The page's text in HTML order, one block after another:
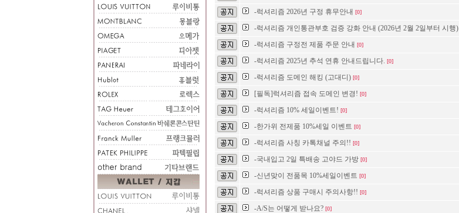
-럭셔리즘 2026년 구정 휴무안내 [0]
-럭셔리즘 개인통관부호 검증 강화 안내 (2026년 2월 2일부터 시행)
-럭셔리즘 구정전 제품 주문 안내 [0]
-럭셔리즘 2025년 추석 연휴 안내드립니다. [0]
-럭셔리즘 도메인 해킹 (고대디) [0]
[필독]럭셔리즘 접속 도메인 변경! [0]
-럭셔리즘 10% 세일이벤트! [0]
-한가위 전제품 10%세일 이벤트 [0]
-럭셔리즘 사칭 카톡채널 주의!! [0]
-국내입고 2일 특배송 고야드 가방 [0]
-신년맞이 전품목 10%세일이벤트 [0]
-럭셔리즘 상품 구매시 주의사항!! [0]
-A/S는 어떻게 받나요? [0]